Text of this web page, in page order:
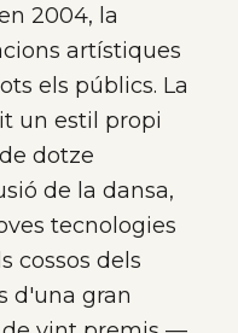
2004, la
artístiques
els públics. La
un estil propi
dotze
de la dansa,
tecnologies
cossos dels
d'una gran